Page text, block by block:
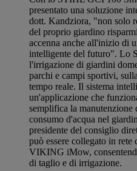
presentato una soluzione
dott. Kandziora, "non solo
del proprio giardino
accenna anche all'inizio di
intelligente del futuro". Lo
l'irrigazione di giardini
parchi e campi sportivi,
tempo reale. Il sistema
un'applicazione che
semplifica la manutenzione
consumo d'acqua nel
presidente del consiglio
può essere collegato in
VIKING iMow,
di taglio e di irrigazione.